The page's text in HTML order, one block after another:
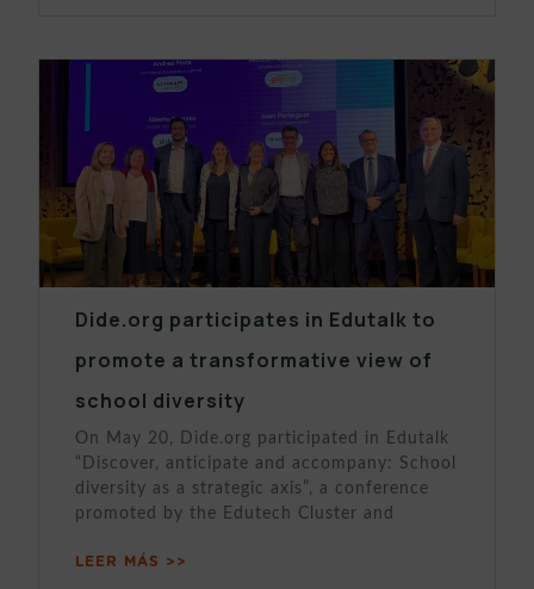
Dide.org participates in Edutalk to
promote a transformative view of
school diversity
On May 20, Dide.org participated in Edutalk
“Discover, anticipate and accompany: School
diversity as a strategic axis”, a conference
promoted by the Edutech Cluster and
LEER MÁS >>